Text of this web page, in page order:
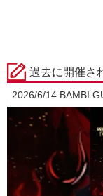
過去に開催さ
2026/6/14 BAMBI